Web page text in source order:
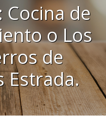
Cocina de
o Los
de
Estrada.